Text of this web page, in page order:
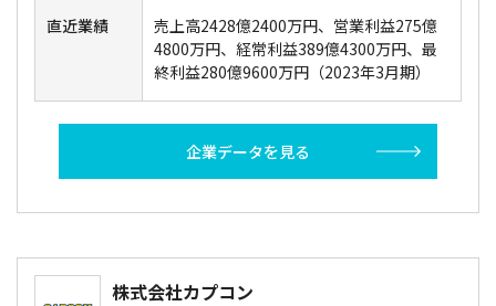
直近業績
売上高2428億2400万円、営業利益275億
4800万円、経常利益389億4300万円、最
終利益280億9600万円（2023年3月期）
企業データを見る
株式会社カプコン